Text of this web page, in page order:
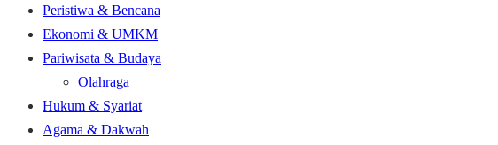
Peristiwa & Bencana
Ekonomi & UMKM
Pariwisata & Budaya
Olahraga
Hukum & Syariat
Agama & Dakwah